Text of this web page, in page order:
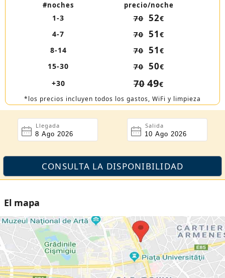
#noches precio/noche
1-3 70 52€
4-7
70 51 €
8-14
70 51 €
15-30
70 50€
+30
70 49€
*los precios incluyen todos los gastos, WiFi y limpieza
Llegada Salida
El mapa